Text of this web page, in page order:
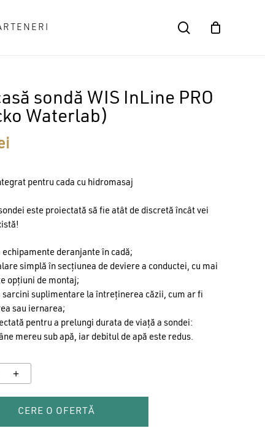
search
sondă WIS InLine PRO
Waterlab)
pentru cada cu hidromasaj
este proiectată să fie atât de discretă încât vei
echipamente deranjante în cadă;
simplă în secțiunea de deviere a conductei, cu mai
opțiuni de montaj;
sarcini suplimentare la întreținerea căzii, cum ar fi
sau iernarea;
pentru a prelungi durata de viață a sondei:
mereu sub apă, iar debitul de apă este redus.
CERE O OFERTĂ